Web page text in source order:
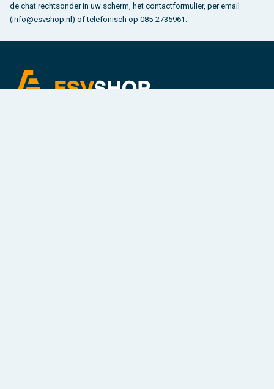
de chat rechtsonder in uw scherm, het contactformulier, per email
(info@esvshop.nl) of telefonisch op 085-2735961.